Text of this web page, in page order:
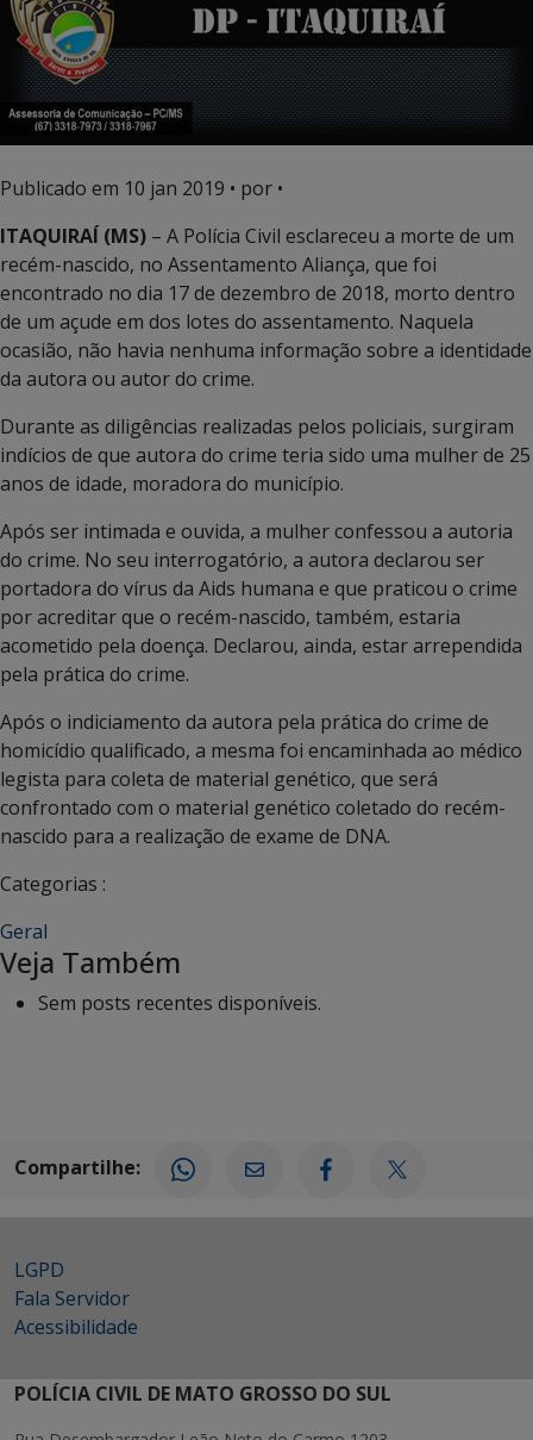
Publicado em 10 jan 2019 • por •
ITAQUIRAÍ (MS) – A Polícia Civil esclareceu a morte de um
recém-nascido, no Assentamento Aliança, que foi
encontrado no dia 17 de dezembro de 2018, morto dentro
de um açude em dos lotes do assentamento. Naquela
ocasião, não havia nenhuma informação sobre a identidade
da autora ou autor do crime.
Durante as diligências realizadas pelos policiais, surgiram
indícios de que autora do crime teria sido uma mulher de 25
anos de idade, moradora do município.
Após ser intimada e ouvida, a mulher confessou a autoria
do crime. No seu interrogatório, a autora declarou ser
portadora do vírus da Aids humana e que praticou o crime
por acreditar que o recém-nascido, também, estaria
acometido pela doença. Declarou, ainda, estar arrependida
pela prática do crime.
Após o indiciamento da autora pela prática do crime de
homicídio qualificado, a mesma foi encaminhada ao médico
legista para coleta de material genético, que será
confrontado com o material genético coletado do recém-
nascido para a realização de exame de DNA.
Categorias :
Geral
Veja Também
Sem posts recentes disponíveis.
Compartilhe:
LGPD
Fala Servidor
Acessibilidade
POLÍCIA CIVIL DE MATO GROSSO DO SUL